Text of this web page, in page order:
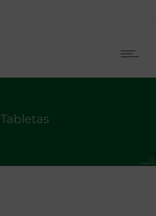
Tabletas